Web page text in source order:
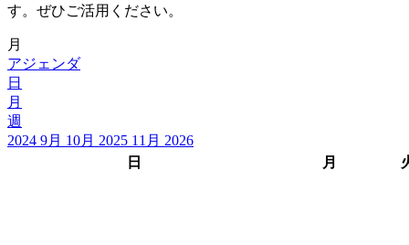
す。ぜひご活用ください。
月
アジェンダ
日
月
週
2024 9月 10月 2025 11月 2026
日
月